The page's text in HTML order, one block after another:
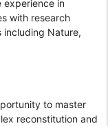
experience in
with research
including Nature,
to master
reconstitution and